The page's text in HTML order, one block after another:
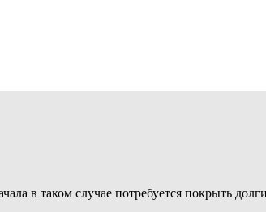
в таком случае потребуется покрыть